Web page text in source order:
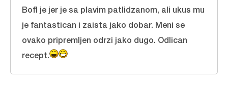
Bofl je jer je sa plavim patlidzanom, ali ukus mu
je fantastican i zaista jako dobar. Meni se
ovako pripremljen odrzi jako dugo. Odlican
recept.